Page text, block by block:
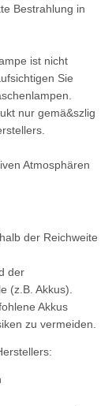
Bestrahlung in
ist nicht
Sie
nur gemä&szlig
Atmosphären
der Reichweite
der
(z.B. Akkus).
Akkus
zu vermeiden.